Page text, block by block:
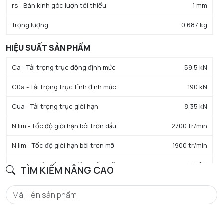
TÌM KIẾM NÂNG CAO
rs - Bán kính góc lượn tối thiểu 1 mm
Trọng lượng 0,687 kg
HIỆU SUẤT SẢN PHẨM
Ca - Tải trọng trục động định mức 59,5 kN
C0a - Tải trọng trục tĩnh định mức 190 kN
Cua - Tải trọng trục giới hạn 8,35 kN
N lim - Tốc độ giới hạn bôi trơn dầu 2700 tr/min
N lim - Tốc độ giới hạn bôi trơn mỡ 1900 tr/min
Tmin - Nhiệt độ hoạt động tối thiểu -40 °C
Tmax - Nhiệt độ hoạt động tối đa 120 °C